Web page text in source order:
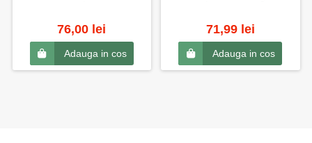
76,00 lei
Adauga in cos
71,99 lei
Adauga in cos